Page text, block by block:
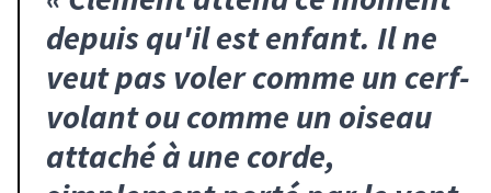
depuis qu'il est enfant. Il ne
veut pas voler comme un cerf-
volant ou comme un oiseau
attaché à une corde,